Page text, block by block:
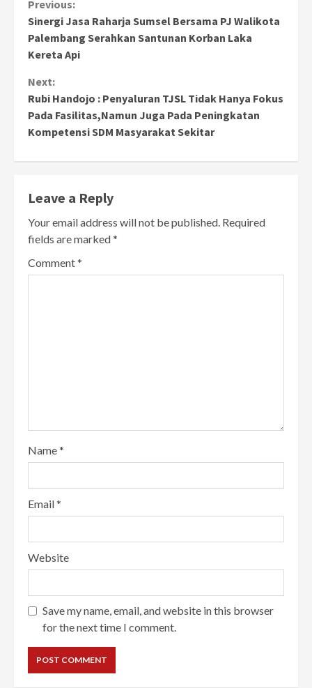
Continue
Reading
Previous:
Sinergi Jasa Raharja Sumsel Bersama PJ Walikota
Palembang Serahkan Santunan Korban Laka
Kereta Api
Next:
Rubi Handojo : Penyaluran TJSL Tidak Hanya Fokus
Pada Fasilitas,Namun Juga Pada Peningkatan
Kompetensi SDM Masyarakat Sekitar
Leave a Reply
Your email address will not be published. Required
fields are marked*
Comment*
Name*
Email*
Website
Save my name, email, and website in this browser
for the next time I comment.